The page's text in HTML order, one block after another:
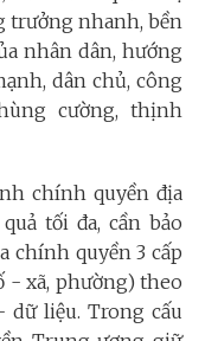
trưởng nhanh, bền
nhân dân, hướng
dân chủ, công
cường, thịnh
chính quyền địa
tối đa, cần bảo
chính quyền 3 cấp
xã, phường) theo
liệu. Trong cấu